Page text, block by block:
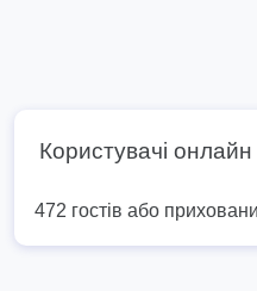
Користувачі онлайн
472 гостів або